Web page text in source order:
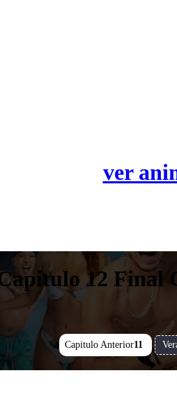
ver
Capitulo 12
Capitulo Anterior11